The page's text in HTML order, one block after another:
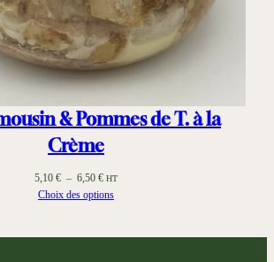
& Pommes de T. à la
Crème
5,10 € – 6,50 €Plage
de
HT
Choix des options